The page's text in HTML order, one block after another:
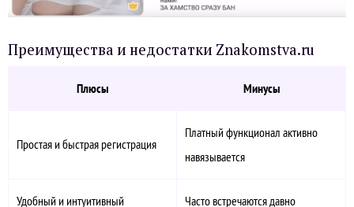
Преимущества и недостатки Znakomstva.ru
Плюсы Минусы
Простая и быстрая регистрация
Платный функционал активно
навязывается
Удобный и интуитивный Часто встречаются давно